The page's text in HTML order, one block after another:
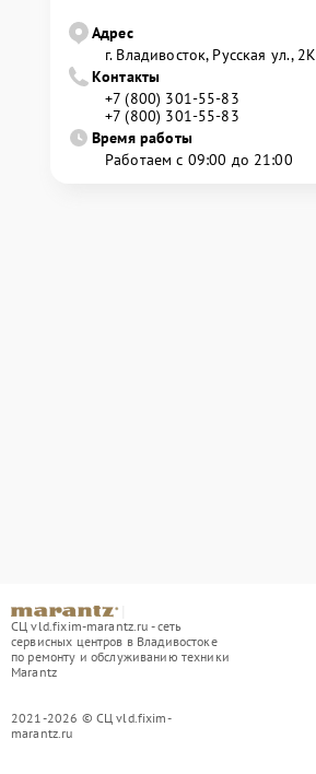
Адрес
г. Владивосток, Русская ул., 2К
Контакты
+7 (800) 301-55-83
+7 (800) 301-55-83
Время работы
Работаем с 09:00 до 21:00
СЦ vld.fixim-marantz.ru - сеть
сервисных центров в Владивостоке
по ремонту и обслуживанию техники
Marantz
2021-2026 © СЦ vld.fixim-
marantz.ru